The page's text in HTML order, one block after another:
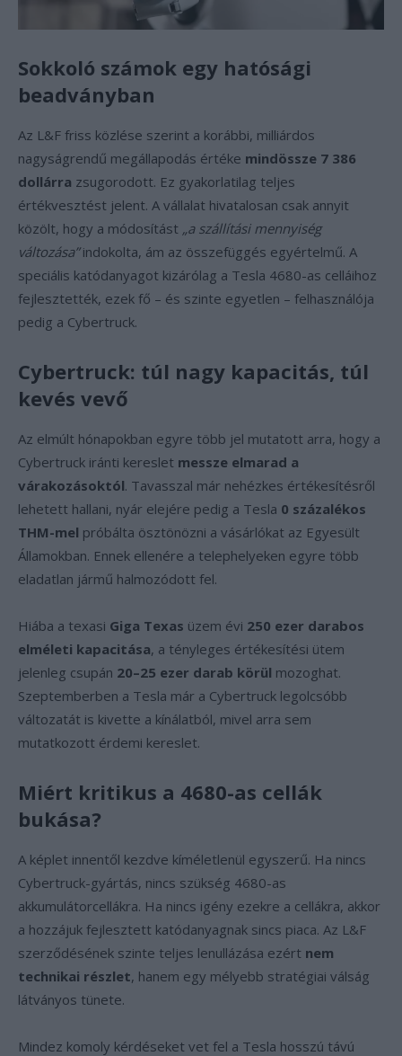
Sokkoló számok egy hatósági
beadványban
Az L&F friss közlése szerint a korábbi, milliárdos
nagyságrendű megállapodás értéke mindössze 7 386
dollárra zsugorodott. Ez gyakorlatilag teljes
értékvesztést jelent. A vállalat hivatalosan csak annyit
közölt, hogy a módosítást „a szállítási mennyiség
változása”indokolta, ám az összefüggés egyértelmű. A
speciális katódanyagot kizárólag a Tesla 4680-as celláihoz
fejlesztették, ezek fő – és szinte egyetlen – felhasználója
pedig a Cybertruck.
Cybertruck: túl nagy kapacitás, túl
kevés vevő
Az elmúlt hónapokban egyre több jel mutatott arra, hogy a
Cybertruck iránti kereslet messze elmarad a
várakozásoktól. Tavasszal már nehézkes értékesítésről
lehetett hallani, nyár elejére pedig a Tesla 0 százalékos
THM-mel próbálta ösztönözni a vásárlókat az Egyesült
Államokban. Ennek ellenére a telephelyeken egyre több
eladatlan jármű halmozódott fel.
Hiába a texasi Giga Texas üzem évi 250 ezer darabos
elméleti kapacitása, a tényleges értékesítési ütem
jelenleg csupán 20–25 ezer darab körül mozoghat.
Szeptemberben a Tesla már a Cybertruck legolcsóbb
változatát is kivette a kínálatból, mivel arra sem
mutatkozott érdemi kereslet.
Miért kritikus a 4680-as cellák
bukása?
A képlet innentől kezdve kíméletlenül egyszerű. Ha nincs
Cybertruck-gyártás, nincs szükség 4680-as
akkumulátorcellákra. Ha nincs igény ezekre a cellákra, akkor
a hozzájuk fejlesztett katódanyagnak sincs piaca. Az L&F
szerződésének szinte teljes lenullázása ezért nem
technikai részlet, hanem egy mélyebb stratégiai válság
látványos tünete.
Mindez komoly kérdéseket vet fel a Tesla hosszú távú